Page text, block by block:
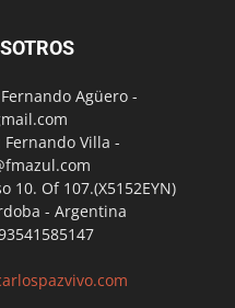
Agüero -
Villa -
10. Of 107.(X5152EYN)
- Argentina